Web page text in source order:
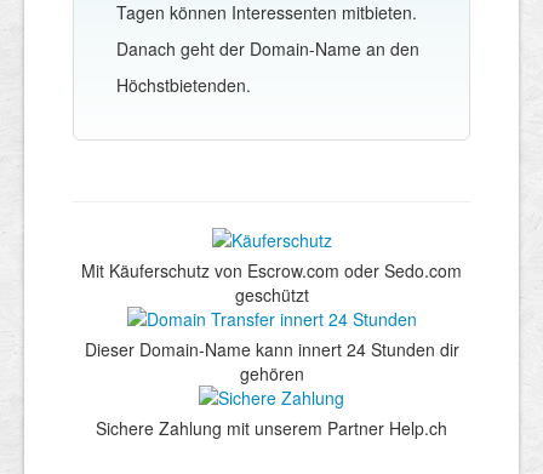
Tagen können Interessenten mitbieten.
Danach geht der Domain-Name an den
Höchstbietenden.
Mit Käuferschutz von Escrow.com oder Sedo.com
geschützt
Dieser Domain-Name kann innert 24 Stunden dir
gehören
Sichere Zahlung mit unserem Partner Help.ch